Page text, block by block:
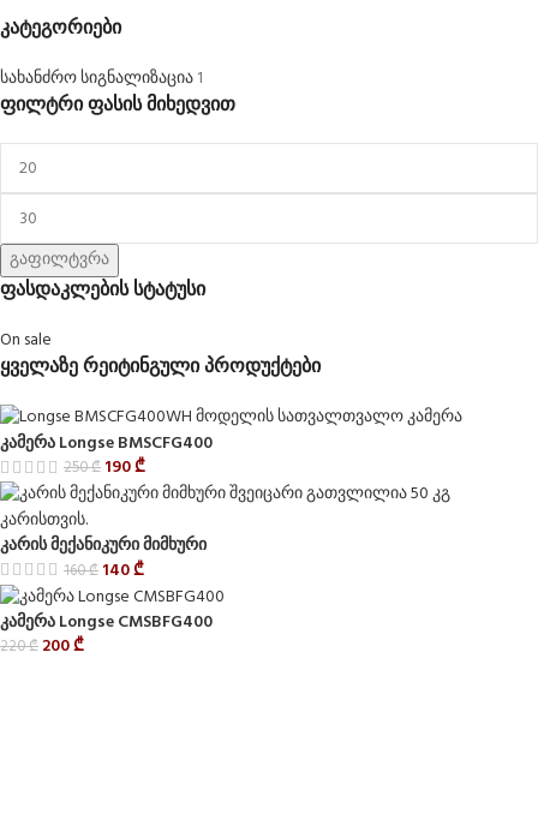
კატეგორიები
სახანძრო სიგნალიზაცია1
ფილტრი ფასის მიხედვით
გაფილტვრა
ფასდაკლების სტატუსი
On sale
ყველაზე რეიტინგული პროდუქტები
კამერა Longse BMSCFG400
250₾ 190₾
კარის მექანიკური მიმხური
160₾ 140₾
კამერა Longse CMSBFG400
220₾ 200₾